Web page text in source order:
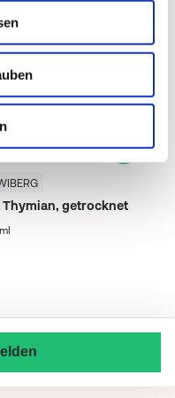
Thymian, getrocknet